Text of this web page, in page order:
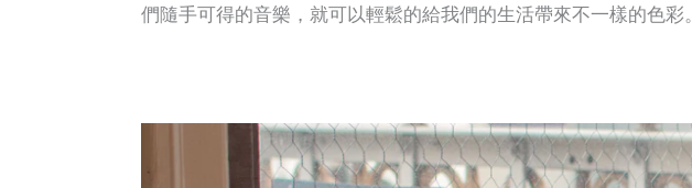
們隨手可得的音樂，就可以輕鬆的給我們的生活帶來不一樣的色彩。